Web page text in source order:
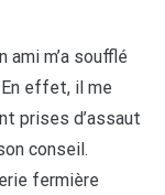
ami m’a soufflé
En effet, il me
prises d’assaut
conseil.
fermière